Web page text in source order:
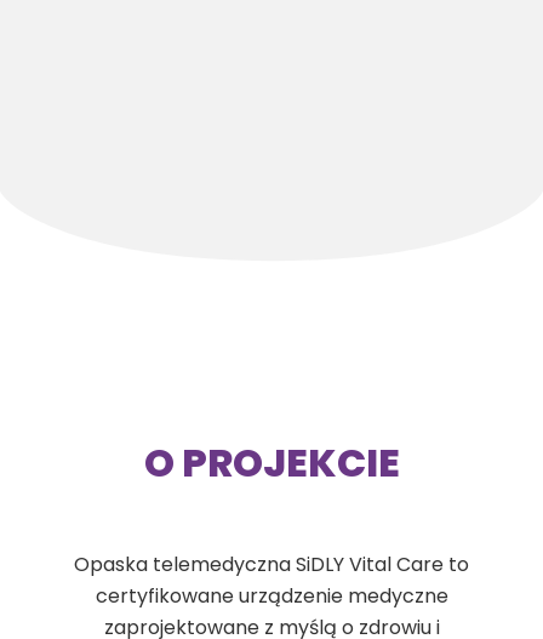
O PROJEKCIE
Opaska telemedyczna SiDLY Vital Care to
certyfikowane urządzenie medyczne
zaprojektowane z myślą o zdrowiu i